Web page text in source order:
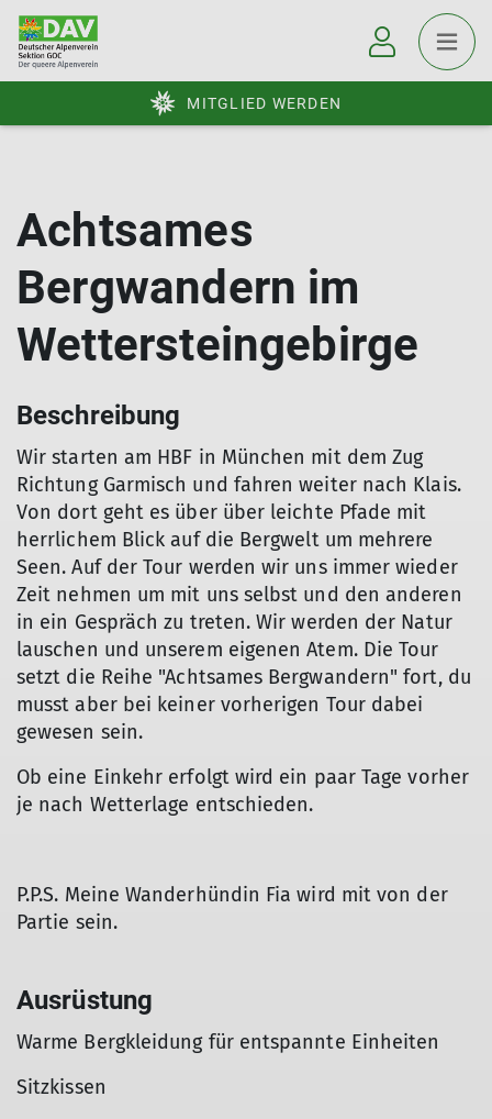
MITGLIED WERDEN
Achtsames
Bergwandern im
Wettersteingebirge
Beschreibung
Wir starten am HBF in München mit dem Zug
Richtung Garmisch und fahren weiter nach Klais.
Von dort geht es über über leichte Pfade mit
herrlichem Blick auf die Bergwelt um mehrere
Seen. Auf der Tour werden wir uns immer wieder
Zeit nehmen um mit uns selbst und den anderen
in ein Gespräch zu treten. Wir werden der Natur
lauschen und unserem eigenen Atem. Die Tour
setzt die Reihe "Achtsames Bergwandern" fort, du
musst aber bei keiner vorherigen Tour dabei
gewesen sein.
Ob eine Einkehr erfolgt wird ein paar Tage vorher
je nach Wetterlage entschieden.
P.P.S. Meine Wanderhündin Fia wird mit von der
Partie sein.
Ausrüstung
Warme Bergkleidung für entspannte Einheiten
Sitzkissen